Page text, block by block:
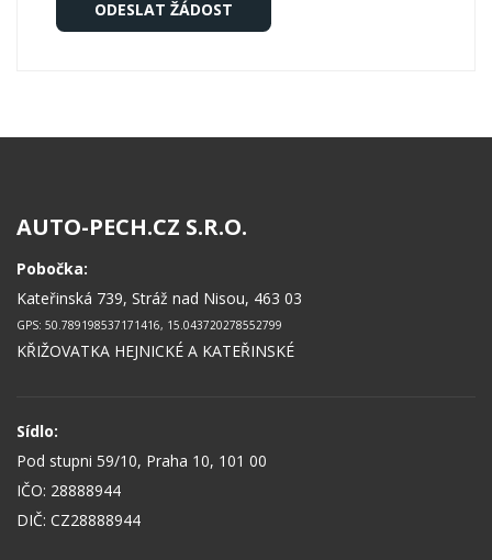
AUTO-PECH.CZ S.R.O.
Pobočka:
Kateřinská 739, Stráž nad Nisou, 463 03
GPS: 50.789198537171416, 15.043720278552799
KŘIŽOVATKA HEJNICKÉ A KATEŘINSKÉ
Sídlo:
Pod stupni 59/10, Praha 10, 101 00
IČO: 28888944
DIČ: CZ28888944